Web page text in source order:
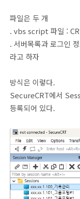
파일은 두 개
. vbs script 파일 :
. 서버목록과 로그인
라고 하자
방식은 이렇다.
SecureCRT에서
등록되어 있다.